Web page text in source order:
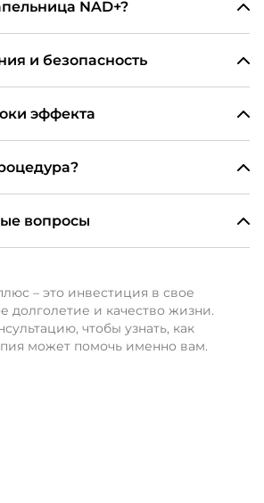
NAD+?
и безопасность
эффекта
вопросы
– это инвестиция в свое
долголетие и качество жизни.
чтобы узнать, как
может помочь именно вам.